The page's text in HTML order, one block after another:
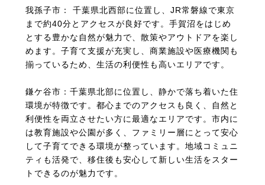
我孫子市： 千葉県北西部に位置し、JR常磐線で東京
まで約40分とアクセスが良好です。手賀沼をはじめ
とする豊かな自然が魅力で、散策やアウトドアを楽し
めます。子育て支援が充実し、商業施設や医療機関も
揃っているため、生活の利便性も高いエリアです。
鎌ケ谷市：千葉県北部に位置し、静かで落ち着いた住
環境が特徴です。都心までのアクセスも良く、自然と
利便性を両立させたい方に最適なエリアです。市内に
は教育施設や公園が多く、ファミリー層にとって安心
して子育てできる環境が整っています。地域コミュニ
ティも活発で、移住後も安心して新しい生活をスター
トできるのが魅力です。